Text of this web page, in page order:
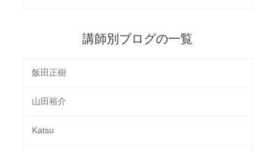
講師別ブログの一覧
飯田正樹
山田裕介
Katsu